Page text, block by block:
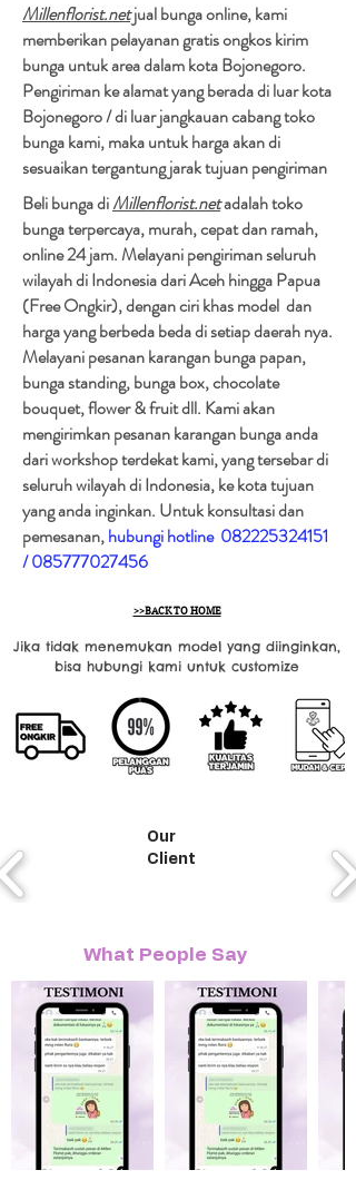
Millenflorist.netjual bunga online, kami
memberikan pelayanan gratis ongkos kirim
bunga untuk area dalam kota Bojonegoro.
Pengiriman ke alamat yang berada di luar kota
Bojonegoro / di luar jangkauan cabang toko
bunga kami, maka untuk harga akan di
sesuaikan tergantung jarak tujuan pengiriman​
Beli bunga diMillenflorist.netadalah toko
bunga terpercaya, murah, cepat dan ramah,
online 24 jam. Melayani pengiriman seluruh
wilayah di Indonesia dari Aceh hingga Papua
(Free Ongkir), dengan ciri khas model dan
harga yang berbeda beda di setiap daerah nya.
Melayani pesanan karangan bunga papan,
bunga standing, bunga box, chocolate
bouquet, flower & fruit dll. Kami akan
mengirimkan pesanan karangan bunga anda
dari workshop terdekat kami, yang tersebar di
seluruh wilayah di Indonesia, ke kota tujuan
yang anda inginkan. Untuk konsultasi dan
pemesanan,hubungi hotline 082225324151
/085777027456
>>BACK TO HOME
Jika tidak menemukan model yang diinginkan,
bisa hubungi kami untuk customize
Our
Client
What People Say